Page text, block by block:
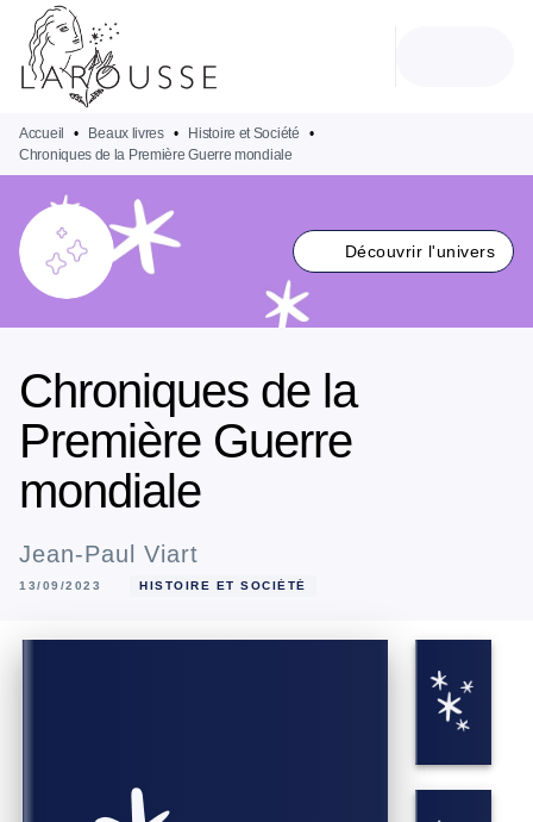
MENU
PIED DE PAGE
Accueil • Beaux livres • Histoire et Société
•
Chroniques de la Première Guerre mondiale
Découvrir l'univers
Chroniques de la
Première Guerre
mondiale
Jean-Paul Viart
13/09/2023 HISTOIRE ET SOCIÉTÉ